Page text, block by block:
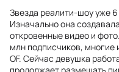
Звезда реалити-шоу уже 6
Изначально она
откровенные видео и
млн подписчиков, многие
OF. Сейчас девушка